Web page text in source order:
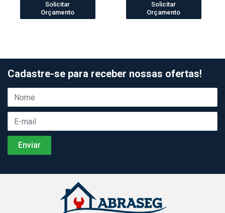
Solicitar
Orçamento
Solicitar
Orçamento
Cadastre-se para receber nossas ofertas!